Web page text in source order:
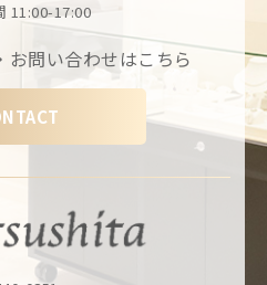
11:00-17:00
お問い合わせはこちら